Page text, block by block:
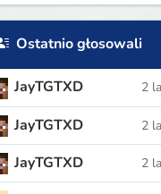
Ostatnio głosowali
JayTGTXD 2
JayTGTXD 2
JayTGTXD 2